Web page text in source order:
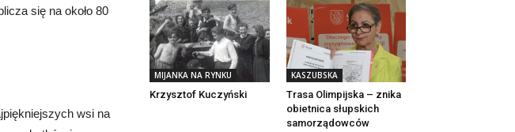
się na około 80
wsi na
MIJANKA NA RYNKU
Krzysztof Kuczyński
KASZUBSKA
Trasa Olimpijska – znika
obietnica słupskich
samorządowców